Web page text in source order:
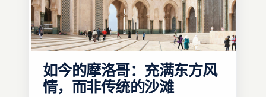
如今的摩洛哥：充满东方风
情，而非传统的沙滩